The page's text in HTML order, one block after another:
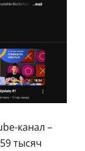
канал –
тысяч